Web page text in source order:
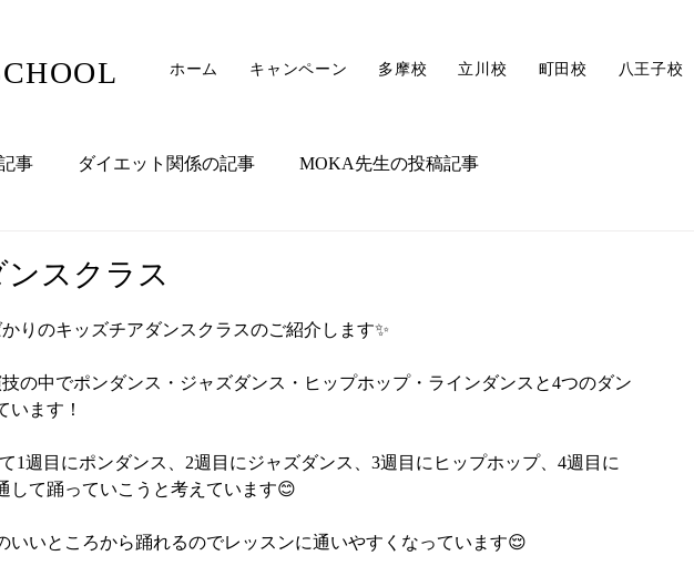
ホーム キャンペーン 多摩校 立川校 町田校 八王子校
事 ダイエット関係の記事 MOKA先生の投稿記事
スクラス
りのキッズチアダンスクラスのご紹介します✨
の中でポンダンス・ジャズダンス・ヒップホップ・ラインダンスと4つのダン
います！
1週目にポンダンス、2週目にジャズダンス、3週目にヒップホップ、4週目に
して踊っていこうと考えています😊
いいところから踊れるのでレッスンに通いやすくなっています😌